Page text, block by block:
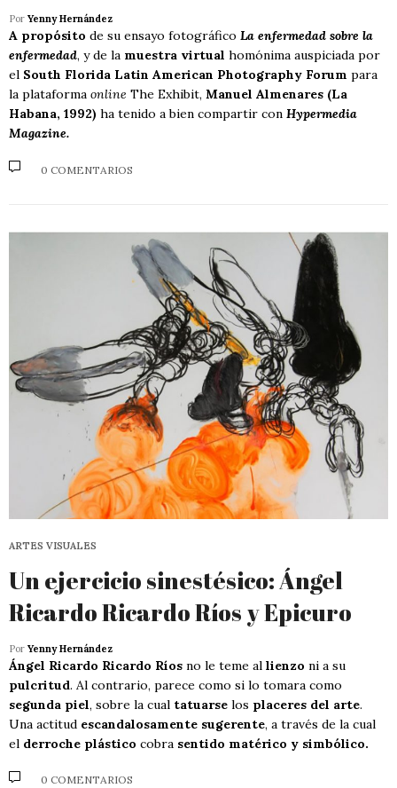
Por Yenny Hernández
A propósito de su ensayo fotográfico La enfermedad sobre la
enfermedad, y de la muestra virtual homónima auspiciada por
el South Florida Latin American Photography Forum para
la plataforma online The Exhibit, Manuel Almenares (La
Habana, 1992) ha tenido a bien compartir con Hypermedia
Magazine.
0 COMENTARIOS
ARTES VISUALES
Un ejercicio sinestésico: Ángel
Ricardo Ricardo Ríos y Epicuro
Por Yenny Hernández
Ángel Ricardo Ricardo Ríos no le teme al lienzo ni a su
pulcritud. Al contrario, parece como si lo tomara como
segunda piel, sobre la cual tatuarse los placeres del arte.
Una actitud escandalosamente sugerente, a través de la cual
el derroche plástico cobra sentido matérico y simbólico.
0 COMENTARIOS